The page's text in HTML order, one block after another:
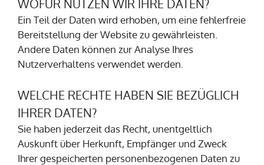
WOFÜR NUTZEN WIR IHRE DATEN?
Ein Teil der Daten wird erhoben, um eine fehlerfreie
Bereitstellung der Website zu gewährleisten.
Andere Daten können zur Analyse Ihres
Nutzerverhaltens verwendet werden.
WELCHE RECHTE HABEN SIE BEZÜGLICH
IHRER DATEN?
Sie haben jederzeit das Recht, unentgeltlich
Auskunft über Herkunft, Empfänger und Zweck
Ihrer gespeicherten personenbezogenen Daten zu